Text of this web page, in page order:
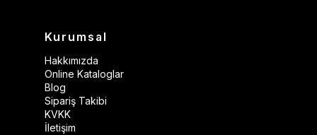
Kurumsal
Hakkımızda
Online Kataloglar
Blog
Sipariş Takibi
KVKK
İletişim